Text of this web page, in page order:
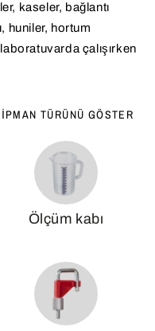
kaseler, bağlantı
huniler, hortum
çalışırken
TÜRÜNÜ GÖSTER
Ölçüm kabı